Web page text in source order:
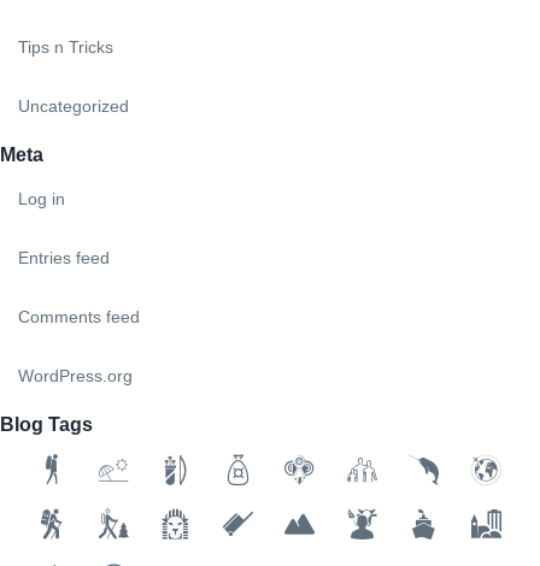
Tips n Tricks
Uncategorized
Meta
Log in
Entries feed
Comments feed
WordPress.org
Blog Tags